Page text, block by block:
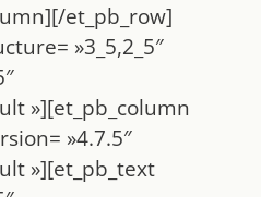
et_pb_row]
»3_5,2_5″
»][et_pb_column
»4.7.5″
»][et_pb_text